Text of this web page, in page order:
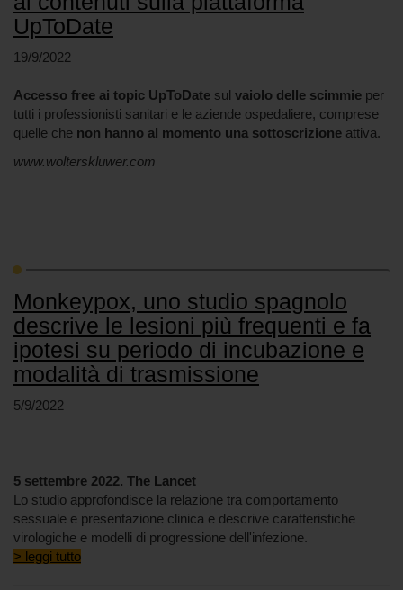
UpToDate
19/9/2022
Accesso free ai topic UpToDate sul vaiolo delle scimmie per
tutti i professionisti sanitari e le aziende ospedaliere, comprese
quelle che non hanno al momento una sottoscrizione attiva.
www.wolterskluwer.com
Monkeypox, uno studio spagnolo
descrive le lesioni più frequenti e fa
ipotesi su periodo di incubazione e
modalità di trasmissione
5/9/2022
5 settembre 2022. The Lancet
Lo studio approfondisce la relazione tra comportamento
sessuale e presentazione clinica e descrive caratteristiche
virologiche e modelli di progressione dell'infezione.
> leggi tutto